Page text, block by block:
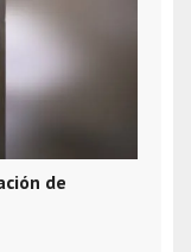
de